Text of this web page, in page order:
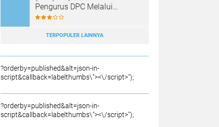
Pengurus DPC Melalui
Muscab "
TERPOPULER LAINNYA
?orderby=published&alt=json-in-
script&callback=labelthumbs\"><\/script>");
?orderby=published&alt=json-in-
script&callback=labelthumbs\"><\/script>");